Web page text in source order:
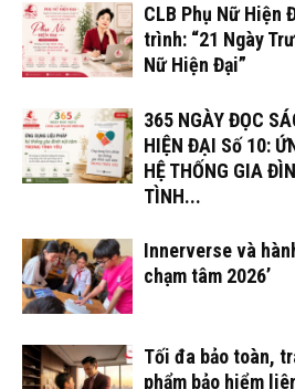
CLB Phụ Nữ Hiện
trình: “21 Ngày
Nữ Hiện Đại”
365 NGÀY ĐỌC
HIỆN ĐẠI Số 10:
HỆ THỐNG GIA
TÌNH...
Innerverse và
chạm tâm 2026’
Tối đa bảo toàn,
phẩm bảo hiểm